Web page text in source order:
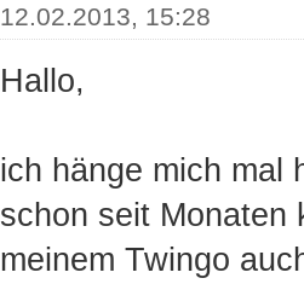
12.02.2013, 15:28
Hallo,
ich hänge mich mal
schon seit Monaten
meinem Twingo